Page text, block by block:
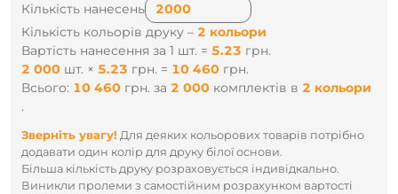
Кількість нанесень
Кількість кольорів друку – 2 кольори
Вартість нанесення за 1 шт. = 5.23 грн.
2 000 шт. × 5.23 грн. = 10 460 грн.
Всього: 10 460 грн. за 2 000 комплектів в 2 кольори
.
Зверніть увагу! Для деяких кольорових товарів потрібно
додавати один колір для друку білої основи.
Більша кількість друку розраховується індивідкально.
Виникли пролеми з самостійним розрахунком вартості